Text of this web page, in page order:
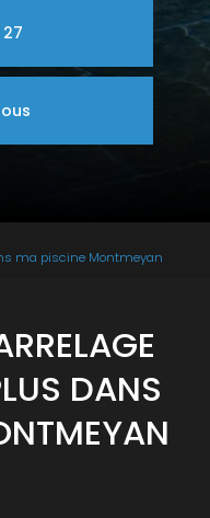
ma piscine Montmeyan
DANS